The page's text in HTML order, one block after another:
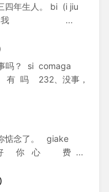
四年生人。 bi (i jiu
uyun 我 ...
吗？ si comaga
吗 232、没事，
惦念了。 giake
好 你 心 费 ...